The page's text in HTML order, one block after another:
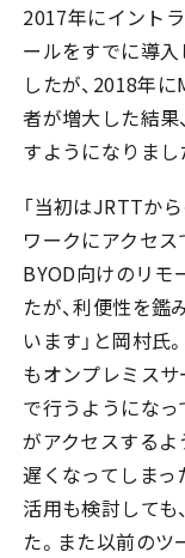
2017年にイント
ールをすでに導入
したが、2018年
者が増大した結
すようになりまし
「当初はJRTTか
ワークにアクセ
BYOD向けのリモ
たが、利便性を鑑
います」と岡村
もオンプレミス
で行うようにな
がアクセスするよ
遅くなってしま
活用も検討しても
た。また以前の